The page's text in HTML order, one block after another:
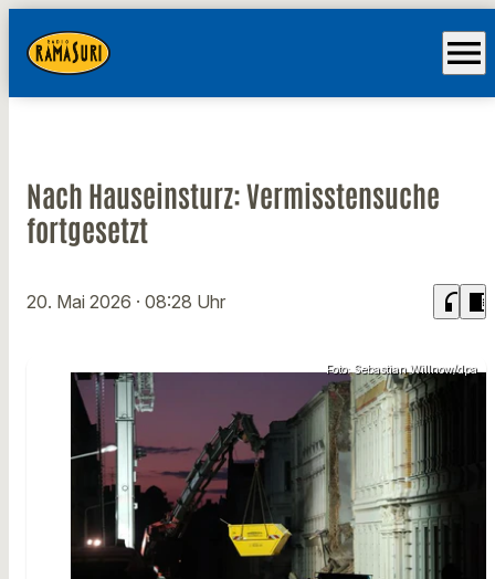
menu
Nach Hauseinsturz: Vermisstensuche
fortgesetzt
20. Mai 2026 · 08:28 Uhr headphones chrome_reader_mode
Foto: Sebastian Willnow/dpa